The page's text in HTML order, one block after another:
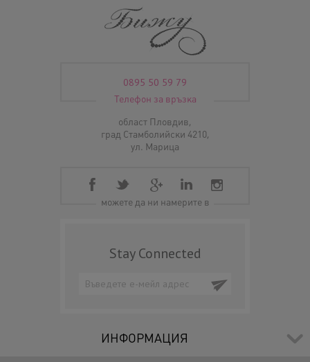
0895 50 59 79
Телефон за връзка
област Пловдив,
град Стамболийски 4210,
ул. Марица
можете да ни намерите в
Stay Connected
ИНФОРМАЦИЯ